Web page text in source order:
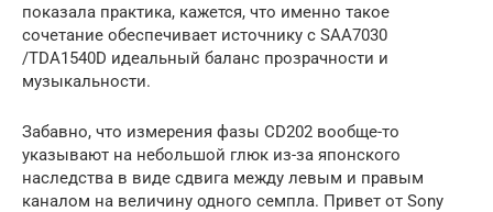
показала практика, кажется, что именно такое
сочетание обеспечивает источнику с SAA7030
/TDA1540D идеальный баланс прозрачности и
музыкальности.
Забавно, что измерения фазы CD202 вообще-то
указывают на небольшой глюк из-за японского
наследства в виде сдвига между левым и правым
каналом на величину одного семпла. Привет от Sony